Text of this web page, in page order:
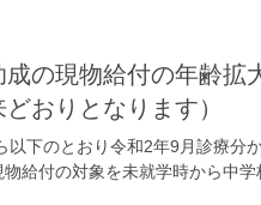
の現物給付の年齢拡
おりとなります）
下のとおり令和2年9月診療分
給付の対象を未就学時から中